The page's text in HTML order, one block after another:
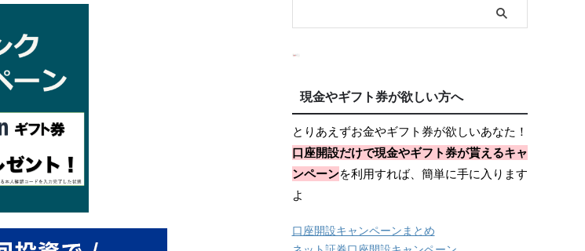
現金やギフト券が欲しい方へ
とりあえずお金やギフト券が欲しいあなた！
口座開設だけで現金やギフト券が貰えるキャ
ンペーンを利用すれば、簡単に手に入ります
よ
口座開設キャンペーンまとめ